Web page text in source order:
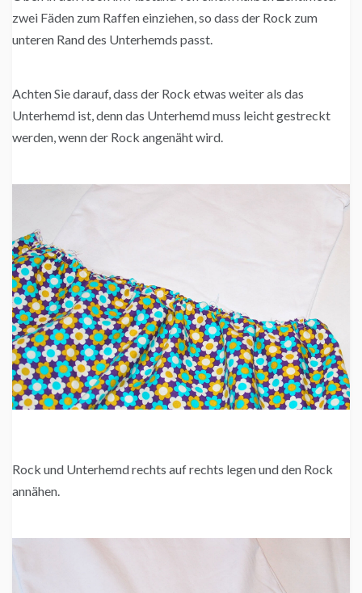
zwei Fäden zum Raffen einziehen, so dass der Rock zum
unteren Rand des Unterhemds passt.
Achten Sie darauf, dass der Rock etwas weiter als das
Unterhemd ist, denn das Unterhemd muss leicht gestreckt
werden, wenn der Rock angenäht wird.
Rock und Unterhemd rechts auf rechts legen und den Rock
annähen.